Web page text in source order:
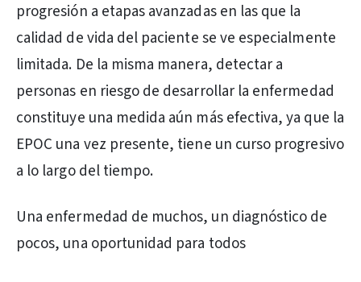
progresión a etapas avanzadas en las que la
calidad de vida del paciente se ve especialmente
limitada. De la misma manera, detectar a
personas en riesgo de desarrollar la enfermedad
constituye una medida aún más efectiva, ya que la
EPOC una vez presente, tiene un curso progresivo
a lo largo del tiempo.
Una enfermedad de muchos, un diagnóstico de
pocos, una oportunidad para todos